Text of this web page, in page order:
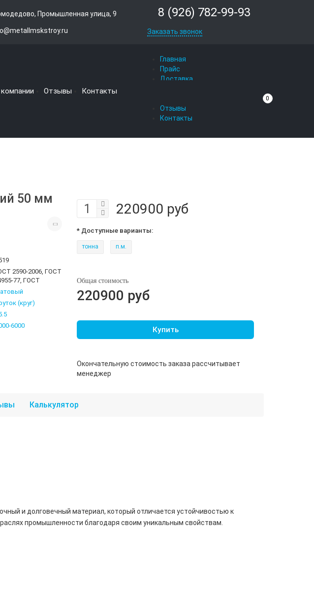
Промышленная улица, 9 8 (926) 782-99-93
Заказать звонок
Отзывы Контакты
Главная
Прайс
Доставка
Отзывы
Контакты
0
50 мм
2590-2006, ГОСТ
77, ГОСТ
(круг)
6000
220900 руб
* Доступные варианты:
тонна п.м.
Общая стоимость
220900 руб
Купить
Окончательную стоимость заказа рассчитывает
менеджер
Калькулятор
и долговечный материал, который отличается устойчивостью к
промышленности благодаря своим уникальным свойствам.